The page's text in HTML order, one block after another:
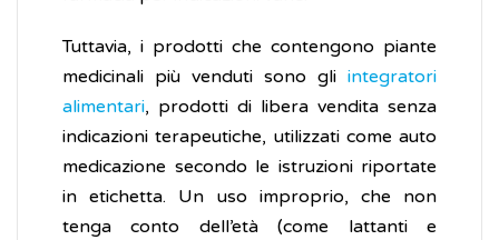
Tuttavia, i prodotti che contengono piante
medicinali più venduti sono gli integratori
alimentari, prodotti di libera vendita senza
indicazioni terapeutiche, utilizzati come auto
medicazione secondo le istruzioni riportate
in etichetta. Un uso improprio, che non
tenga conto dell’età (come lattanti e